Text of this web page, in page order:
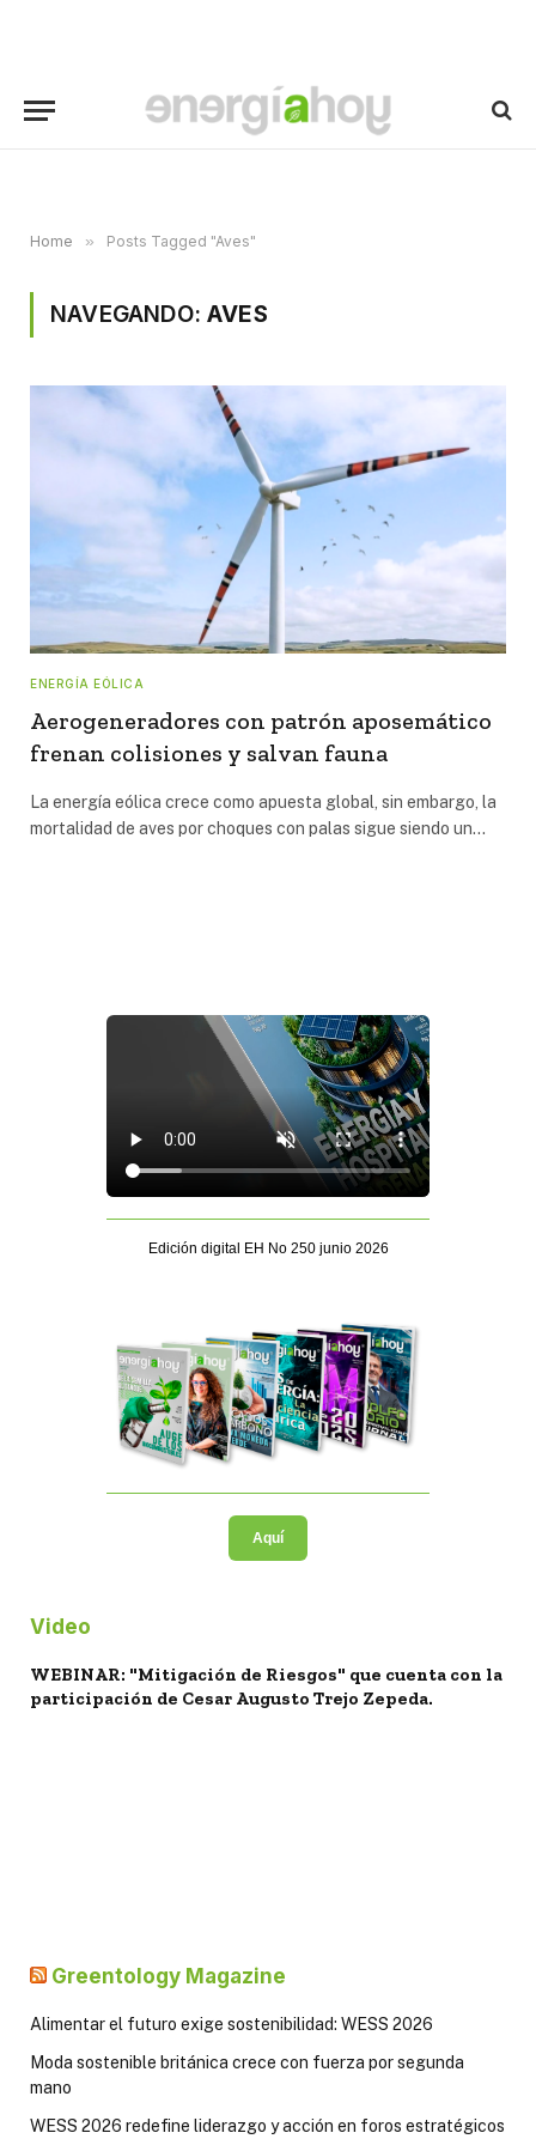
Home » Posts Tagged "Aves"
NAVEGANDO:AVES
ENERGÍA EÓLICA
Aerogeneradores con patrón aposemático
frenan colisiones y salvan fauna
La energía eólica crece como apuesta global, sin embargo, la
mortalidad de aves por choques con palas sigue siendo un…
Edición digital EH No 250 junio 2026
Aquí
Video
WEBINAR: "Mitigación de Riesgos" que cuenta con la
participación de Cesar Augusto Trejo Zepeda.
Greentology Magazine
Alimentar el futuro exige sostenibilidad: WESS 2026
Moda sostenible británica crece con fuerza por segunda
mano
WESS 2026 redefine liderazgo y acción en foros estratégicos